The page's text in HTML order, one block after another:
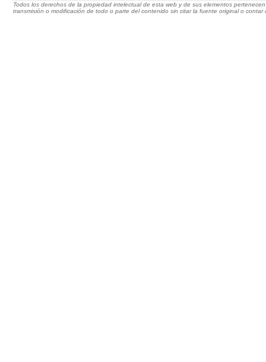
Todos los derechos de la propiedad intelectual de esta web y de sus elementos
transmisión o modificación de todo o parte del contenido sin citar la fuente original o